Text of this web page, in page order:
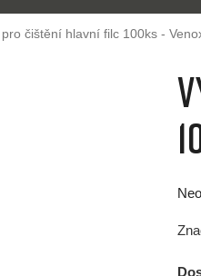
čištění hlavní filc 100ks -